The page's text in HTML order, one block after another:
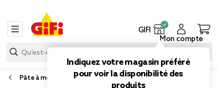
GIFI
Indiquez votre magasin préféré
pour voir la disponibilité des
produits
Mon compte
Pâte à modeler, modelage et gravure